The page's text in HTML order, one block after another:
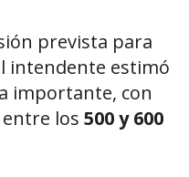
prevista para
intendente estimó
importante, con
los 500 y 600